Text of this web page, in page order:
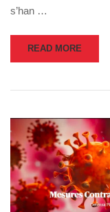
s’han …
READ MORE